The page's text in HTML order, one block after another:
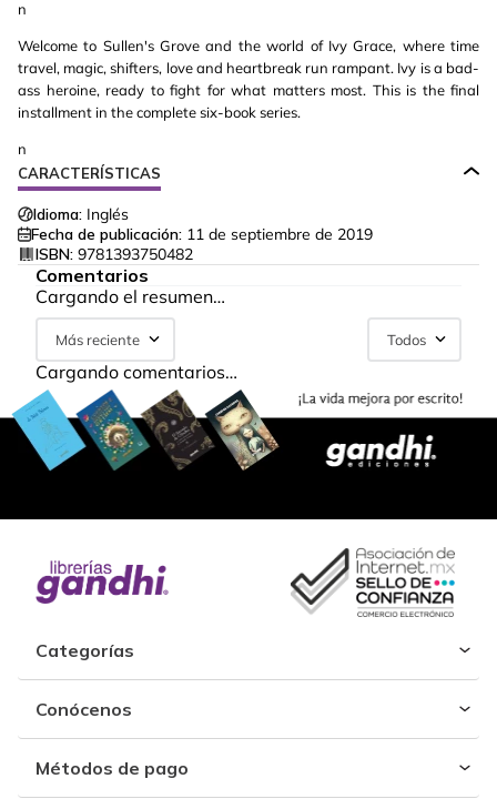
n
Welcome to Sullen's Grove and the world of Ivy Grace, where time
travel, magic, shifters, love and heartbreak run rampant. Ivy is a bad-
ass heroine, ready to fight for what matters most. This is the final
installment in the complete six-book series.
n
CARACTERÍSTICAS
Idioma: Inglés
Fecha de publicación: 11 de septiembre de 2019
ISBN: 9781393750482
Comentarios
Cargando el resumen…
Más reciente Todos
Cargando comentarios…
Categorías
Conócenos
Métodos de pago